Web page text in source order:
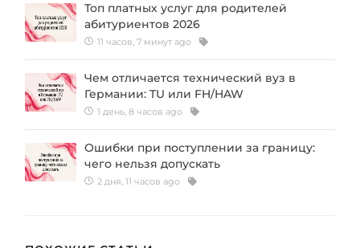
Топ платных услуг для родителей
абитуриентов 2026
11 часов, 7 минут ago
Чем отличается технический вуз в
Германии: TU или FH/HAW
1 день, 8 часов ago
Ошибки при поступлении за границу:
чего нельзя допускать
2 дня, 11 часов ago